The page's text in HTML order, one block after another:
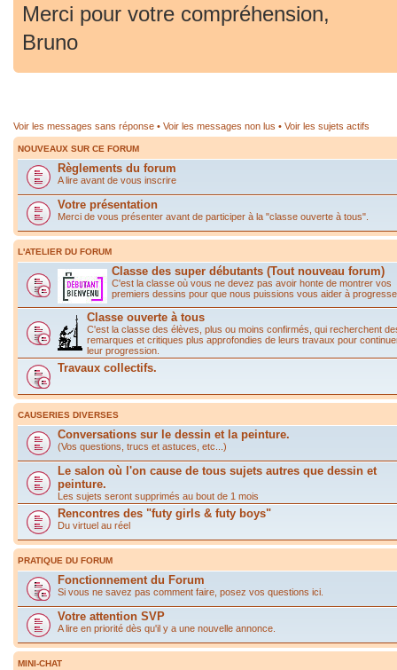
Merci pour votre compréhension,
Bruno
Voir les messages sans réponse • Voir les messages non lus • Voir les sujets actifs
NOUVEAUX SUR CE FORUM
Règlements du forum
A lire avant de vous inscrire
Votre présentation
Merci de vous présenter avant de participer à la "classe ouverte à tous".
L'ATELIER DU FORUM
Classe des super débutants (Tout nouveau forum)
C'est la classe où vous ne devez pas avoir honte de montrer vos
premiers dessins pour que nous puissions vous aider à
Classe ouverte à tous
C'est la classe des élèves, plus ou moins confirmés, qui recherchent
remarques et critiques plus approfondies de leurs travaux pour
leur progression.
Travaux collectifs.
CAUSERIES DIVERSES
Conversations sur le dessin et la peinture.
(Vos questions, trucs et astuces, etc...)
Le salon où l'on cause de tous sujets autres que dessin et
peinture.
Les sujets seront supprimés au bout de 1 mois
Rencontres des "futy girls & futy boys"
Du virtuel au réel
PRATIQUE DU FORUM
Fonctionnement du Forum
Si vous ne savez pas comment faire, posez vos questions ici.
Votre attention SVP
A lire en priorité dès qu'il y a une nouvelle annonce.
MINI-CHAT